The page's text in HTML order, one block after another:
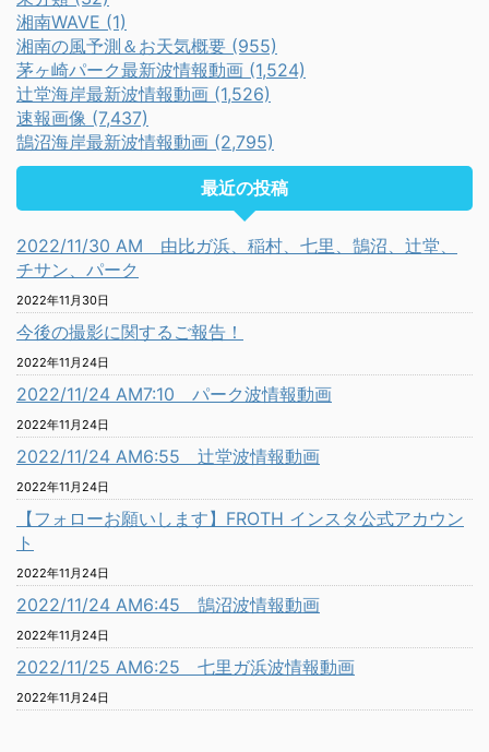
湘南WAVE (1)
湘南の風予測＆お天気概要 (955)
茅ヶ崎パーク最新波情報動画 (1,524)
辻堂海岸最新波情報動画 (1,526)
速報画像 (7,437)
鵠沼海岸最新波情報動画 (2,795)
最近の投稿
2022/11/30 AM 由比ガ浜、稲村、七里、鵠沼、辻堂、
チサン、パーク
2022年11月30日
今後の撮影に関するご報告！
2022年11月24日
2022/11/24 AM7:10 パーク波情報動画
2022年11月24日
2022/11/24 AM6:55 辻堂波情報動画
2022年11月24日
【フォローお願いします】FROTH インスタ公式アカウン
ト
2022年11月24日
2022/11/24 AM6:45 鵠沼波情報動画
2022年11月24日
2022/11/25 AM6:25 七里ガ浜波情報動画
2022年11月24日